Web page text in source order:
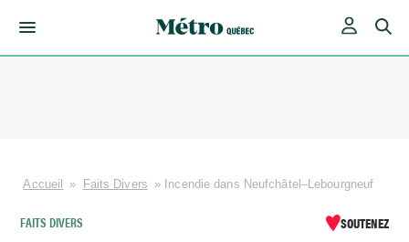
Accueil » Faits Divers » Incendie dans Neufchâtel–Lebourgneuf
FAITS DIVERS SOUTENEZ